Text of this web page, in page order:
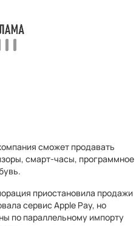
сможет продавать
смарт-часы, программное
приостановила продажи
сервис Apple Pay, но
по параллельному импорту